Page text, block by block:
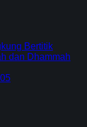
Bertitik
dan Dhammah